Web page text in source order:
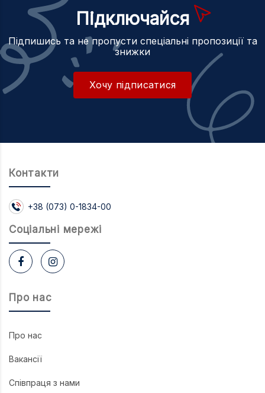
Підключайся
Підпишись та не пропусти спеціальні пропозиції та
знижки
Хочу підписатися
Про нас
Про нас
Вакансії
Співпраця з нами
Контакти
+38 (073) 0-1834-00
Соцiальнi мережi